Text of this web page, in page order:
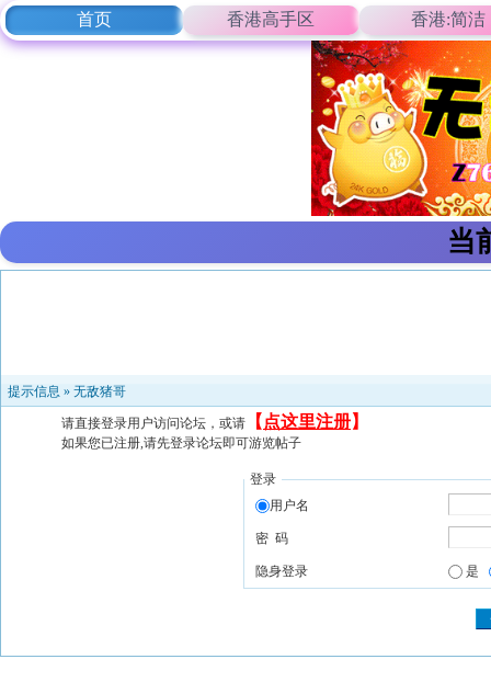
首页 香港高手区 香港:简洁
当
提示信息 » 无敌猪哥
请直接登录用户访问论坛，或请 【 点这里注册】
如果您已注册,请先登录论坛即可游览帖子
登录
用户名
密 码
隐身登录 是